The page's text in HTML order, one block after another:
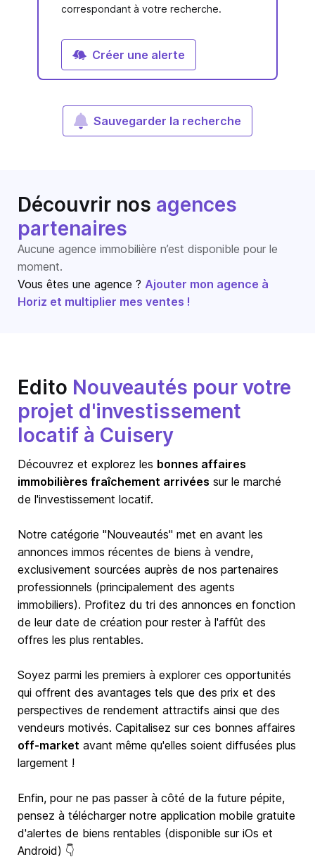
correspondant à votre recherche.
Créer une alerte
Sauvegarder la recherche
Découvrir nos agences
partenaires
Aucune agence immobilière n’est disponible pour le
moment.
Vous êtes une agence ? Ajouter mon agence à
Horiz et multiplier mes ventes !
Edito Nouveautés pour votre
projet d'investissement
locatif à Cuisery
Découvrez et explorez les bonnes affaires
immobilières fraîchement arrivées sur le marché
de l'investissement locatif.
Notre catégorie "Nouveautés" met en avant les
annonces immos récentes de biens à vendre,
exclusivement sourcées auprès de nos partenaires
professionnels (principalement des agents
immobiliers). Profitez du tri des annonces en fonction
de leur date de création pour rester à l'affût des
offres les plus rentables.
Soyez parmi les premiers à explorer ces opportunités
qui offrent des avantages tels que des prix et des
perspectives de rendement attractifs ainsi que des
vendeurs motivés. Capitalisez sur ces bonnes affaires
off-market avant même qu'elles soient diffusées plus
largement !
Enfin, pour ne pas passer à côté de la future pépite,
pensez à télécharger notre application mobile gratuite
d'alertes de biens rentables (disponible sur iOs et
Android) 👇